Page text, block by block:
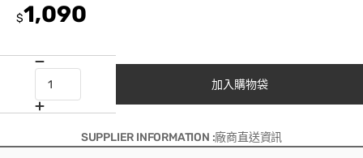
$1,090
加入購物袋
SUPPLIER INFORMATION :廠商直送資訊